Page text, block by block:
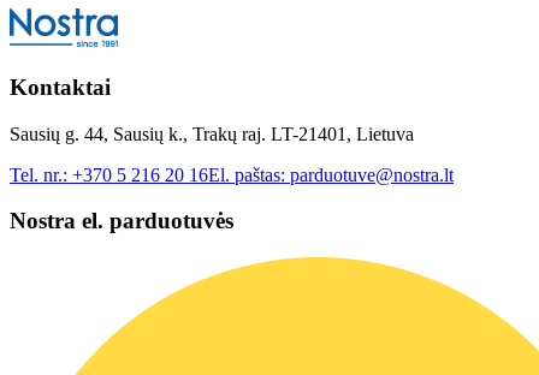
Kontaktai
Sausių g. 44, Sausių k., Trakų raj. LT-21401, Lietuva
Tel. nr.: +370 5 216 20 16El. paštas: parduotuve@nostra.lt
Nostra el. parduotuvės